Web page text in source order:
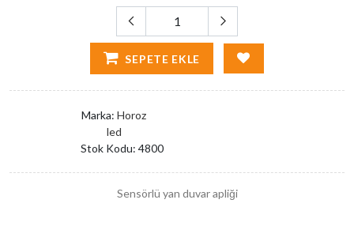
SEPETE EKLE
Marka: Horoz
led
Stok Kodu: 4800
Sensörlü yan duvar apliği